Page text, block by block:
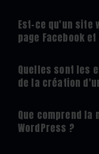
Est-ce qu'un site
page Facebook
Quelles sont les
de la création
Que comprend
WordPress ?